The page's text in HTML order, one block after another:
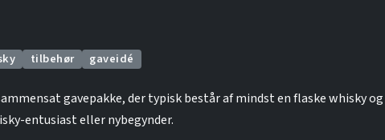
tilbehør gaveidé
gavepakke, der typisk består af mindst en flaske whisky
entusiast eller nybegynder.